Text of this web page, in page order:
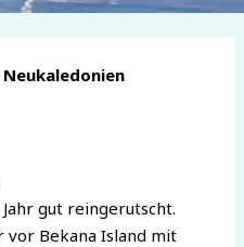
Neukaledonien
gut reingerutscht.
Bekana Island mit